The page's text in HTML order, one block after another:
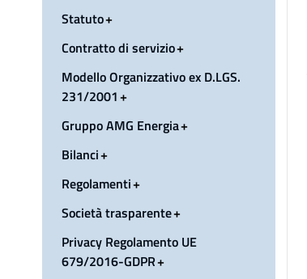
Statuto
Contratto di servizio
Modello Organizzativo ex D.LGS.
231/2001
Gruppo AMG Energia
Bilanci
Regolamenti
Società trasparente
Privacy Regolamento UE
679/2016-GDPR